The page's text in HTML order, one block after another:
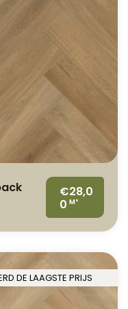
€28,0
0 M²
DE LAAGSTE PRIJS